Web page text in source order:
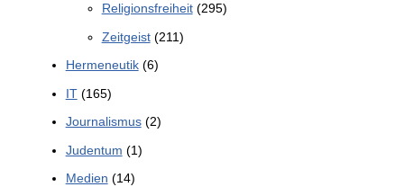
Religionsfreiheit(295)
Zeitgeist(211)
Hermeneutik(6)
IT(165)
Journalismus(2)
Judentum (1)
Medien (14)